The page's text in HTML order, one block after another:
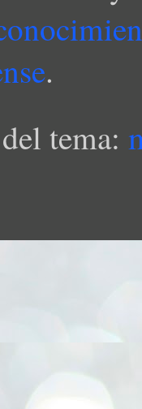
.
tema: